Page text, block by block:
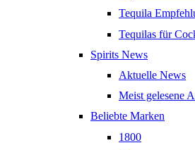
Tequila
Tequilas für
Spirits News
Aktuelle News
Meist gelesene
Beliebte Marken
1800